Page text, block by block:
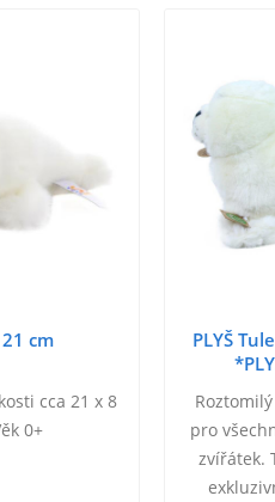
cm
cca 21 x 8
0+
PLYŠ
pro
zvířátek.